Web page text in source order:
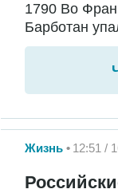
1790 Во
Барботан
Жизнь 12:51 /